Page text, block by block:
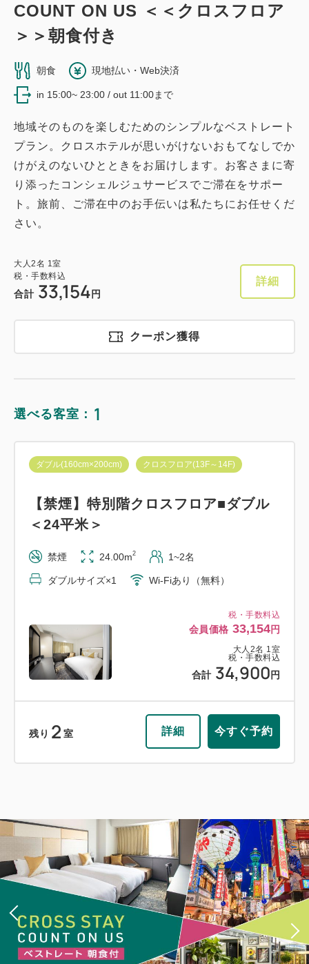
COUNT ON US ＜＜クロスフロア
＞＞朝食付き
朝食 現地払い・Web決済
in 15:00~ 23:00 / out 11:00まで
地域そのものを楽しむためのシンプルなベストレート
プラン。クロスホテルが思いがけないおもてなしでか
けがえのないひとときをお届けします。お客さまに寄
り添ったコンシェルジュサービスでご滞在をサポー
ト。旅前、ご滞在中のお手伝いは私たちにお任せくだ
さい。
大人 2名 1 室
税・手数料込
合計 33,154円
詳細
クーポン獲得
選べる客室： 1
税・手数料込
会員価格 33,154円
大人 2名 1 室
税・手数料込
合計 34,900円
ダブル(160cm×200cm) クロスフロア(13F～14F)
【禁煙】特別階クロスフロア■ダブル
＜24平米＞
禁煙 24.00m2 1~2名
ダブルサイズ×1 Wi-Fiあり（無料）
残り 2 室 詳細 今すぐ予約